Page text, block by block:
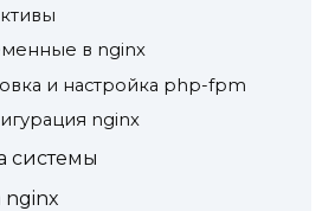
в nginx
и настройка php-fpm
nginx
системы
nginx